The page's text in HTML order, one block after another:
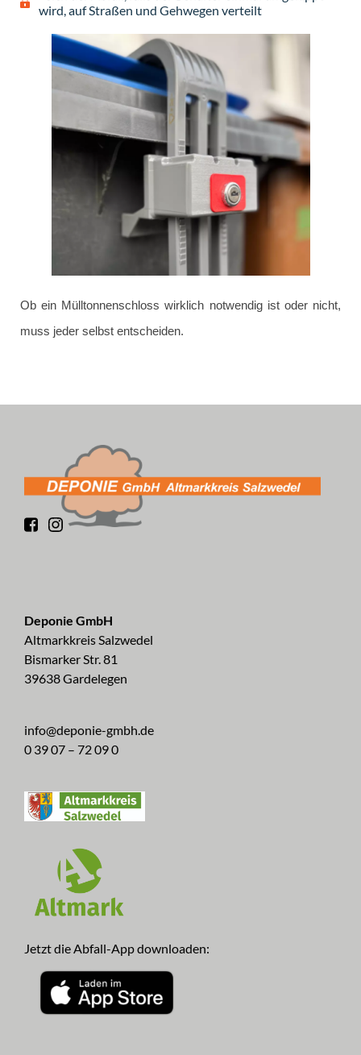
wird, auf Straßen und Gehwegen verteilt
Ob ein Mülltonnenschloss wirklich notwendig ist oder nicht,
muss jeder selbst entscheiden.
Deponie GmbH
Altmarkkreis Salzwedel
Bismarker Str. 81
39638 Gardelegen
info@deponie-gmbh.de
0 39 07 – 72 09 0
Jetzt die Abfall-App downloaden: